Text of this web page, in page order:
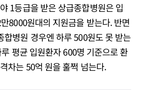
1등급을 받은 상급종합병원은 입
8000원대의 지원금을 받는다. 반면
합병원 경우엔 하루 500원도 못 받는
평균 입원환자 600명 기준으로 환
차는 50억 원을 훌쩍 넘는다.